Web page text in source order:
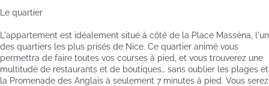
Le quartier
L'appartement est idéalement situé à côté de la Place Masséna, l'un
des quartiers les plus prisés de Nice. Ce quartier animé vous
permettra de faire toutes vos courses à pied, et vous trouverez une
multitude de restaurants et de boutiques… sans oublier les plages et
la Promenade des Anglais à seulement 7 minutes à pied. Vous serez